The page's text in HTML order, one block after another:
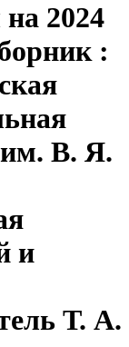
2024
:
им. В. Я.
и
Т. А.